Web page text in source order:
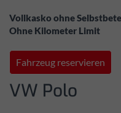
Vollkasko ohne
Ohne Kilometer Limit
Fahrzeug reservieren
VW Polo